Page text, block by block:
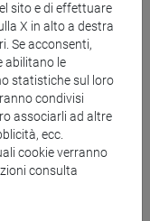
scadenze e
spese
sito e di effettuare
X in alto a destra
Se acconsenti,
abilitano le
statistiche sul loro
condivisi
associarli ad altre
ecc.
cookie verranno
consulta